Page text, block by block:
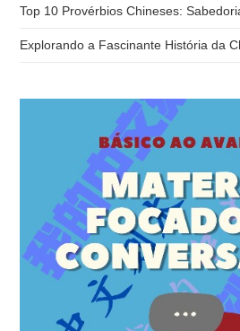
Top 10 Provérbios Chineses:
Explorando a Fascinante História da